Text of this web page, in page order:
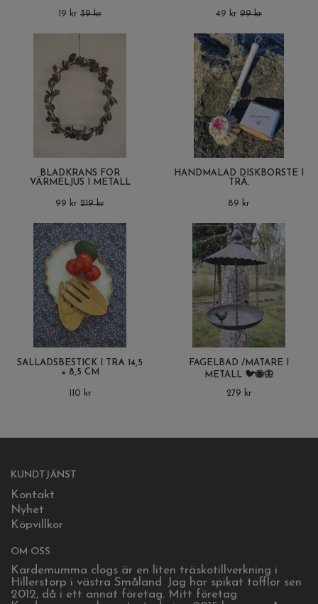
19 kr 39 kr 49 kr 99 kr
BLADKRANS FÖR
VÄRMELJUS I METALL
99 kr 219 kr
HANDMÅLAD DISKBORSTE I
TRÄ.
89 kr
SALLADSBESTICK I TRÄ 14,5
× 8,5 CM
110 kr
FÅGELBAD /MATARE I
METALL 🐦🐝🦋
279 kr
KUNDTJÄNST
Kontakt
Nyhet
Köpvillkor
OM OSS
Kardemumma clogs är en liten träskotillverkning i
Hillerstorp i västra Småland. Jag har spikat tofflor sen
2012, då i ett annat företag. Mitt företag